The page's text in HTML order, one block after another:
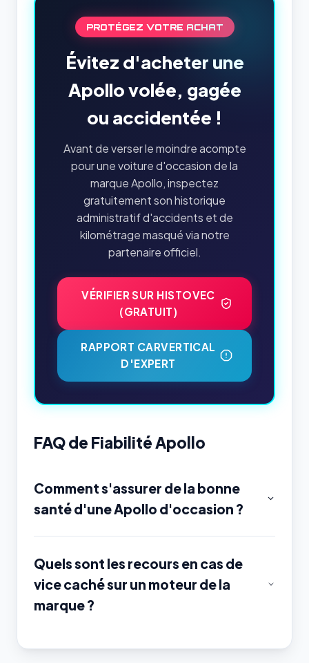
PROTÉGEZ VOTRE ACHAT
Évitez d'acheter une
Apollo volée, gagée
ou accidentée !
Avant de verser le moindre acompte
pour une voiture d'occasion de la
marque Apollo, inspectez
gratuitement son historique
administratif d'accidents et de
kilométrage masqué via notre
partenaire officiel.
VÉRIFIER SUR HISTOVEC
(GRATUIT)
RAPPORT CARVERTICAL
D'EXPERT
FAQ de Fiabilité Apollo
Comment s'assurer de la bonne
santé d'une Apollo d'occasion ?
Quels sont les recours en cas de
vice caché sur un moteur de la
marque ?